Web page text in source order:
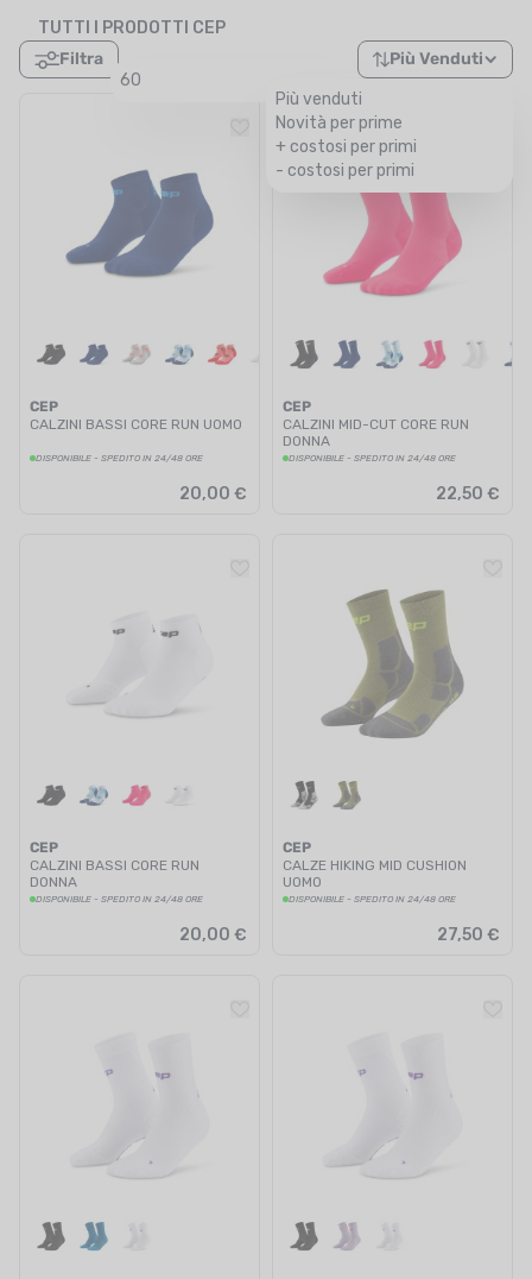
TUTTI I PRODOTTI CEP
Filtra
60
Più Venduti
Più venduti
Novità per prime
+ costosi per primi
- costosi per primi
CEP
CALZINI BASSI CORE RUN UOMO
DISPONIBILE - SPEDITO IN 24/48 ORE
20,00 €
CEP
CALZINI MID-CUT CORE RUN
DONNA
DISPONIBILE - SPEDITO IN 24/48 ORE
22,50 €
CEP
CALZINI BASSI CORE RUN
DONNA
DISPONIBILE - SPEDITO IN 24/48 ORE
20,00 €
CEP
CALZE HIKING MID CUSHION
UOMO
DISPONIBILE - SPEDITO IN 24/48 ORE
27,50 €